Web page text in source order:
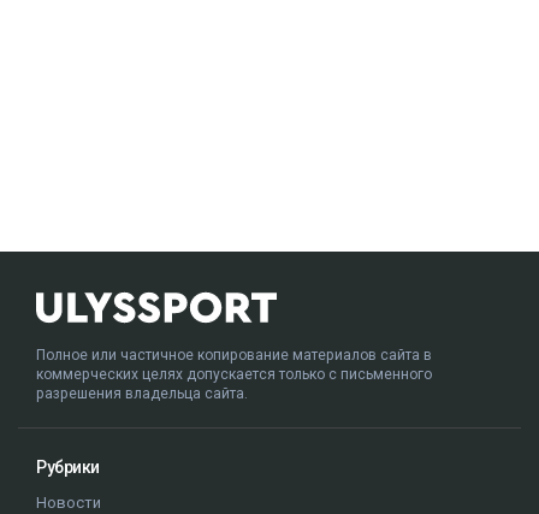
Полное или частичное копирование материалов сайта в
коммерческих целях допускается только с письменного
разрешения владельца сайта.
Рубрики
Новости